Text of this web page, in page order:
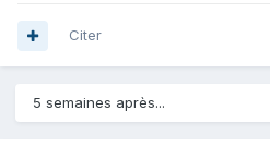
Citer
5 semaines après...